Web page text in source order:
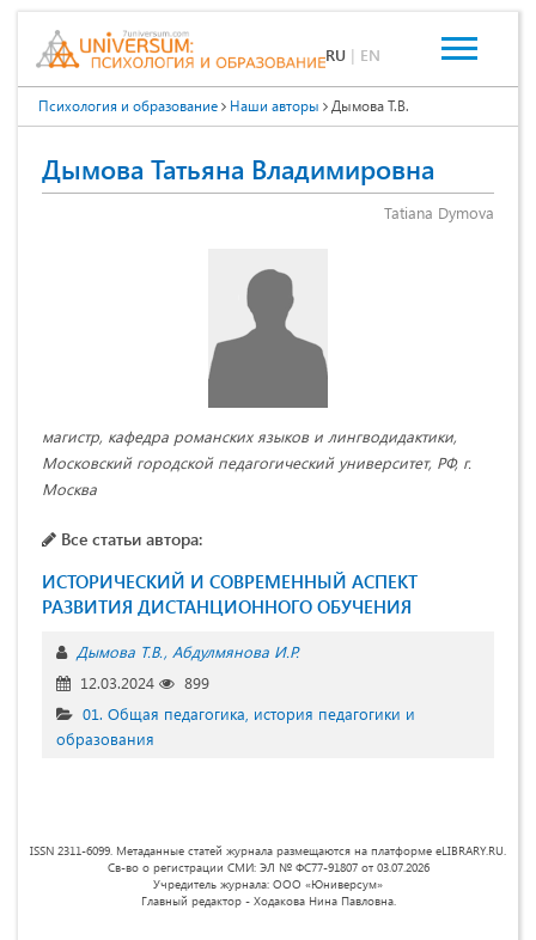
RU | EN
Психология и образование Наши авторы Дымова Т.В.
Дымова Татьяна Владимировна
Tatiana Dymova
магистр, кафедра романских языков и лингводидактики,
Московский городской педагогический университет, РФ, г.
Москва
Все статьи автора:
ИСТОРИЧЕСКИЙ И СОВРЕМЕННЫЙ АСПЕКТ
РАЗВИТИЯ ДИСТАНЦИОННОГО ОБУЧЕНИЯ
Дымова Т.В. Абдулмянова И.Р.
12.03.2024
899
01. Общая педагогика, история педагогики и
образования
ISSN 2311-6099. Метаданные статей журнала размещаются на платформе eLIBRARY.RU.
Св-во о регистрации СМИ: ЭЛ № ФС77-91807 от 03.07.2026
Учредитель журнала: ООО «Юниверсум»
Главный редактор - Ходакова Нина Павловна.